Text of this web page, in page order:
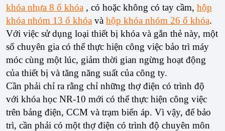
khóa nhựa 8 ổ khóa , có hoặc không có tay cầm, hộp
khóa nhóm 13 ổ khóa và hộp khóa nhóm 26 ổ khóa.
Với việc sử dụng loại thiết bị khóa và gắn thẻ này, một
số chuyên gia có thể thực hiện công việc bảo trì máy
móc cùng một lúc, giảm thời gian ngừng hoạt động
của thiết bị và tăng năng suất của công ty.
Cần phải chỉ ra rằng chỉ những thợ điện có trình độ
với khóa học NR-10 mới có thể thực hiện công việc
trên bảng điện, CCM và trạm biến áp. Vì vậy, để bảo
trì, cần phải có một thợ điện có trình độ chuyên môn